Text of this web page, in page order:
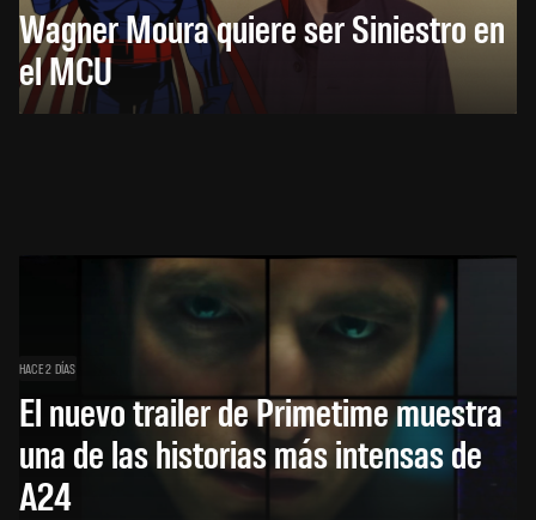
Wagner Moura quiere ser Siniestro en
el MCU
HACE 2 DÍAS
El nuevo trailer de Primetime muestra
una de las historias más intensas de
A24